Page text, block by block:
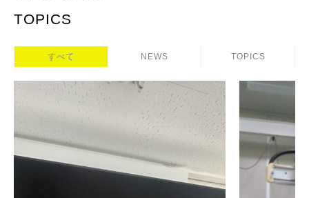
TOPICS
すべて NEWS TOPICS